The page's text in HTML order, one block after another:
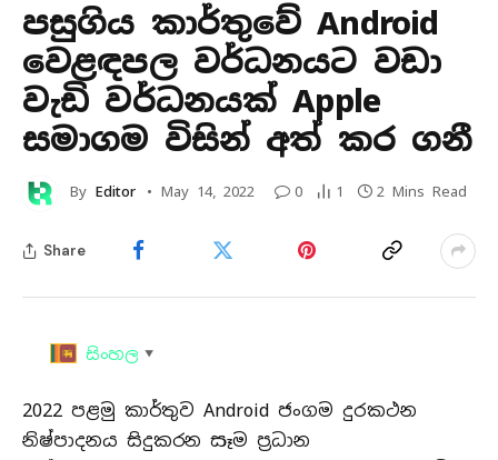
පසුගිය කාර්තුවේ Android
වෙළඳපල වර්ධනයට වඩා
වැඩි වර්ධනයක් Apple
සමාගම විසින් අත් කර ගනී
By Editor May 14, 2022 0 1 2 Mins Read
Share
සිංහල ▼
2022 පළමු කාර්තුව Android ජංගම දුරකථන
නිෂ්පාදනය සිදුකරන සෑම ප්‍රධාන